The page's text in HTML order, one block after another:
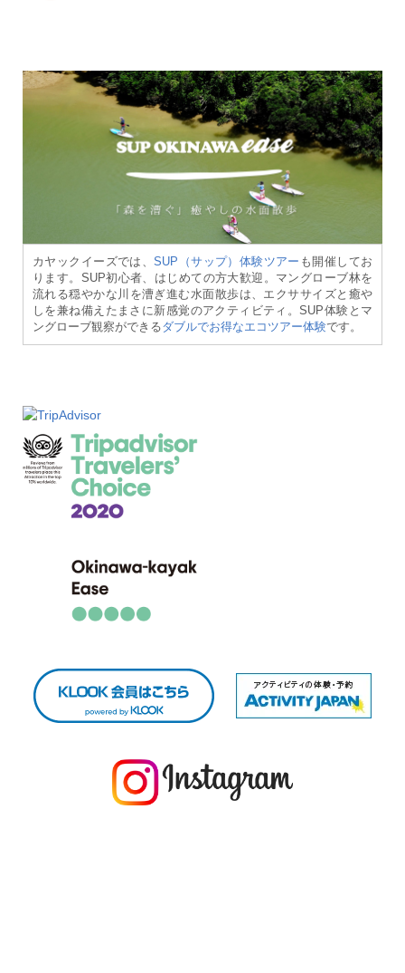
カヤックイーズでは、SUP（サップ）体験ツアー も開催してお
ります。SUP初心者、はじめての方大歓迎。マングローブ林を
流れる穏やかな川を漕ぎ進む水面散歩は、エクササイズと癒や
しを兼ね備えたまさに新感覚のアクティビティ。SUP体験とマ
ングローブ観察ができるダブルでお得なエコツアー体験です。